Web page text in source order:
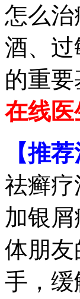
怎么治
酒、
的重要
在线
【推
祛癣疗
加银
体朋友
手，